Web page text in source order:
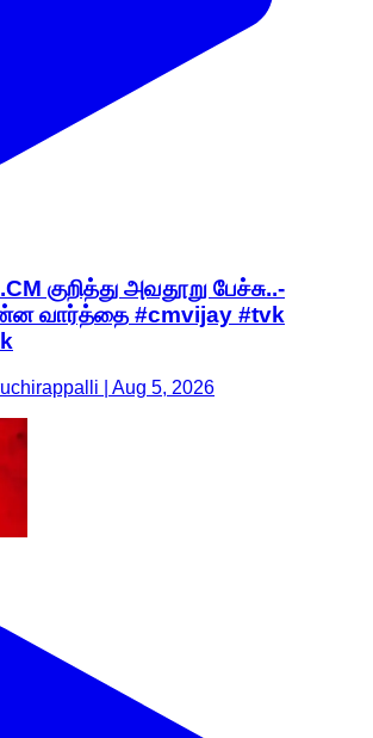
குறித்து அவதூறு பேச்சு..-
வார்த்தை #cmvijay #tvk
| Aug 5, 2026